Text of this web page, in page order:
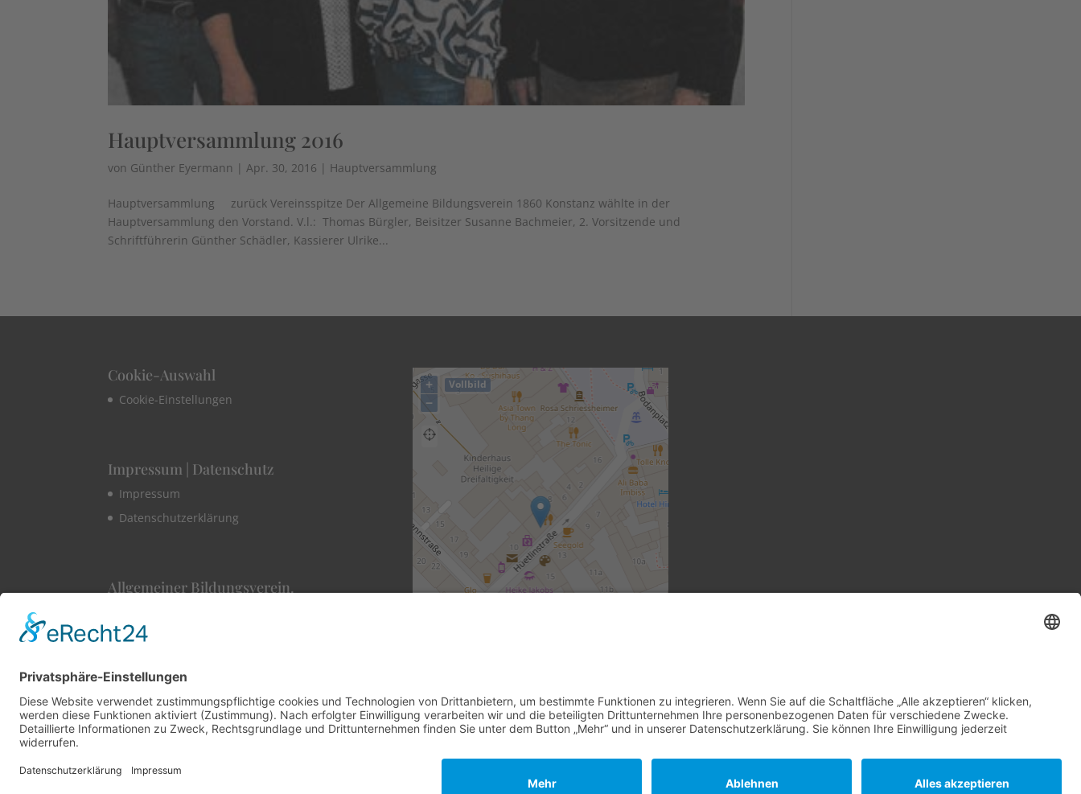
Hauptversammlung 2016
von Günther Eyermann | Apr. 30, 2016 | Hauptversammlung
Hauptversammlung zurück Vereinsspitze Der Allgemeine Bildungsverein 1860 Konstanz wählte in der
Hauptversammlung den Vorstand. V.l.: ​ Thomas Bürgler, Beisitzer Susanne Bachmeier, 2. Vorsitzende und
Schriftführerin Günther Schädler, Kassierer Ulrike...
Cookie-Auswahl
Cookie-Einstellungen
Impressum | Datenschutz
Impressum
Datenschutzerklärung
Allgemeiner Bildungsverein.
Hüetlinstraße 8a
Telefon +49 176 24351533​
E-Mail info@abv-konstanz.de
+
−
Vollbild